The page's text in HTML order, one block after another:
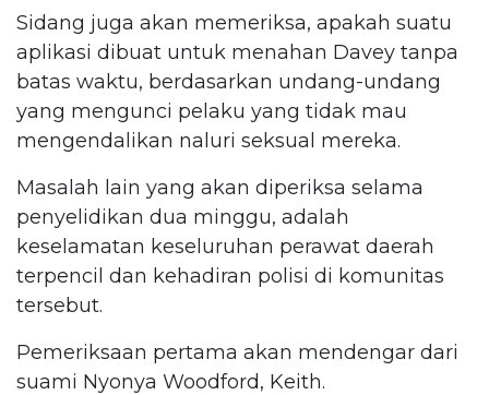
Sidang juga akan memeriksa, apakah suatu
aplikasi dibuat untuk menahan Davey tanpa
batas waktu, berdasarkan undang-undang
yang mengunci pelaku yang tidak mau
mengendalikan naluri seksual mereka.
Masalah lain yang akan diperiksa selama
penyelidikan dua minggu, adalah
keselamatan keseluruhan perawat daerah
terpencil dan kehadiran polisi di komunitas
tersebut.
Pemeriksaan pertama akan mendengar dari
suami Nyonya Woodford, Keith.